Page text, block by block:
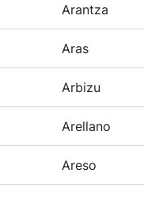
Arantza
Aras
Arbizu
Arellano
Areso